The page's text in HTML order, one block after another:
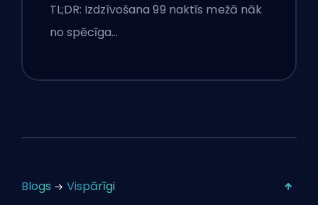
TL;DR: Izdzīvošana 99 naktīs mežā nāk
no spēcīga…
Blogs Vispārīgi